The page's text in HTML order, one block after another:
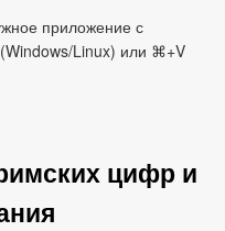
приложение с
Linux) или ⌘+V
цифр и